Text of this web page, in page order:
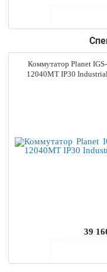
Коммутатор Planet IGS-
12040MT IP30 Industrial
39